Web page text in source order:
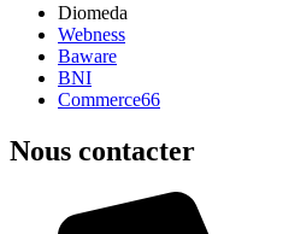
Diomeda
Webness
Baware
BNI
Commerce66
Nous contacter